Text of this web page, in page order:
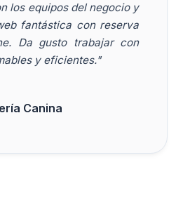
los equipos del negocio y
fantástica con reserva
Da gusto trabajar con
y eficientes."
Canina